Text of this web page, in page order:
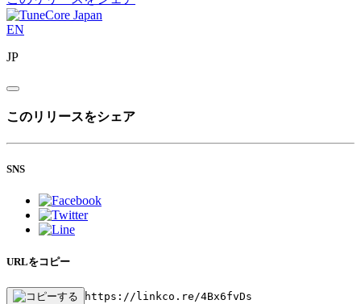
EN
JP
このリリースをシェア
SNS
URLをコピー
https://linkco.re/4Bx6fvDs